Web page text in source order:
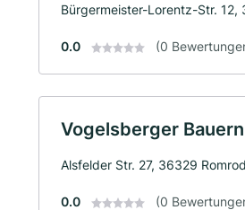
Bürgermeister-Lorentz-Str. 12,
0.0 (0
Vogelsberger
Alsfelder Str. 27, 36329 Romrod
0.0 (0